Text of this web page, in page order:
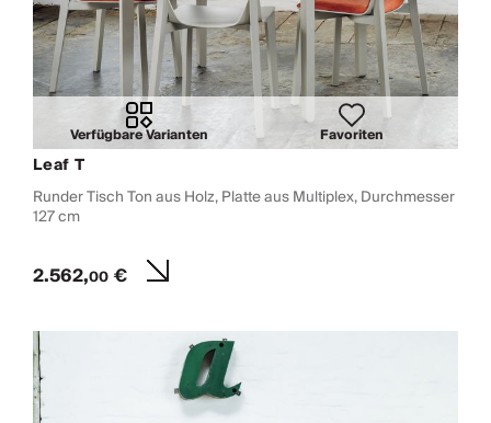
Verfügbare Varianten Favoriten
Leaf T
Runder Tisch Ton aus Holz, Platte aus Multiplex, Durchmesser
127 cm
2.562,00€